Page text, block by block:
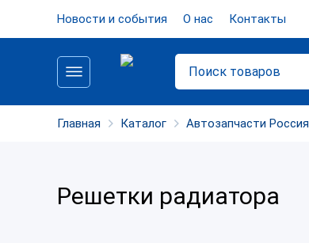
Новости и события О нас Контакты
Главная Каталог Автозапчасти Россия
Решетки радиатора